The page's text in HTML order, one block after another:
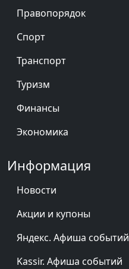
Правопорядок
Спорт
Транспорт
Туризм
Финансы
Экономика
Информация
Новости
Акции и купоны
Яндекс. Афиша событий
Kassir. Афиша событий